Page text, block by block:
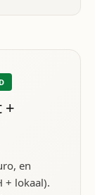
+
en
+ lokaal).